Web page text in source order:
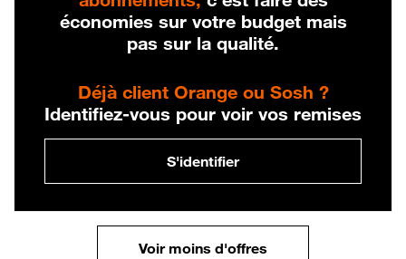
économies sur votre budget mais
pas sur la qualité.
Déjà client Orange ou Sosh ?
Identifiez-vous pour voir vos remises
S'identifier
Voir moins d'offres